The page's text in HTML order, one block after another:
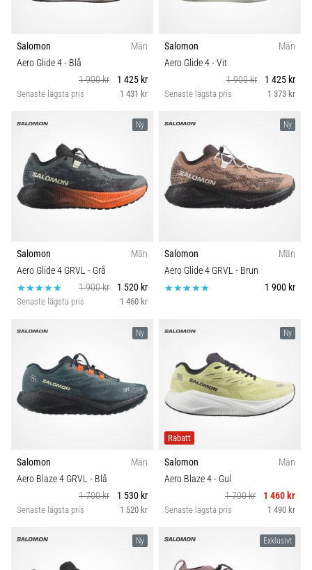
Salomon
Män
Aero Glide 4- Blå
1 900 kr
1 425 kr
Senaste lägsta pris 1 431 kr
Salomon
Män
Aero Glide 4- Vit
1 900 kr
1 425 kr
Senaste lägsta pris 1 373 kr
Ny
Salomon
Män
Aero Glide 4 GRVL - Grå
1 900 kr
1 520 kr
Senaste lägsta pris 1 460 kr
Ny
Salomon
Män
Aero Glide 4 GRVL - Brun
1 900 kr
Ny
Salomon
Män
Aero Blaze 4 GRVL - Blå
1 700 kr
1 530 kr
Senaste lägsta pris 1 520 kr
Ny
Rabatt
Salomon
Män
Aero Blaze 4- Gul
1 700 kr
1 460 kr
Senaste lägsta pris 1 490 kr
Ny Exklusivt